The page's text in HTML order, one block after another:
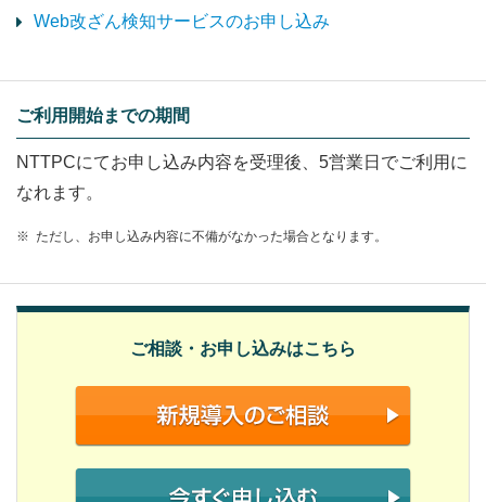
Web改ざん検知サービスのお申し込み
ご利用開始までの期間
NTTPCにてお申し込み内容を受理後、5営業日でご利用に
なれます。
※ ただし、お申し込み内容に不備がなかった場合となります。
ご相談・お申し込みはこちら